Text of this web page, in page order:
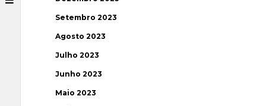
Setembro 2023
Agosto 2023
Julho 2023
Junho 2023
Maio 2023